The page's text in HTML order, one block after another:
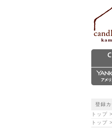
登録カ
トップ
トップ